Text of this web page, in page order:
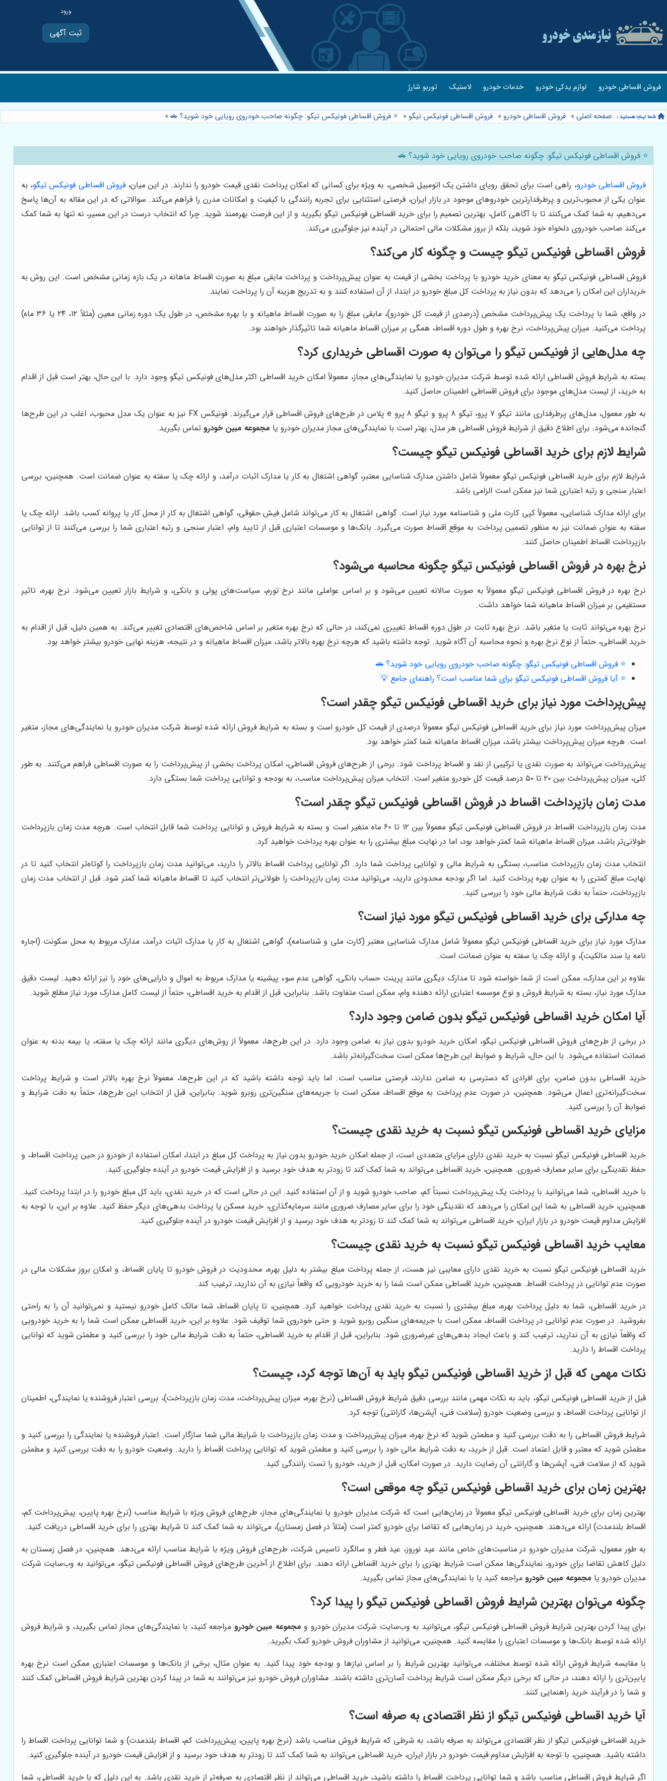
ثبت آگهی
فروش اقساطی خودرو لوازم یدکی خودرو خدمات خودرو لاستیک توربو شارژ
صفحه اصلی » فروش اقساطی خودرو » فروش اقساطی فونیکس تیگو » ⭐️ فروش اقساطی فونیکس تیگو: چگونه صاحب خودروی رویایی خود شوید؟ 🚗»
⭐️ فروش اقساطی فونیکس تیگو: چگونه صاحب خودروی رویایی خود شوید؟ 🚗
فروش اقساطی خودرو، راهی است برای تحقق رویای داشتن یک اتومبیل شخصی، به ویژه برای کسانی که امکان پرداخت نقدی قیمت خودرو را ندارند. در این میان،فروش اقساطی فونیکس تیگو، به
عنوان یکی از محبوب‌ترین و پرطرفدارترین خودروهای موجود در بازار ایران، فرصتی استثنایی برای تجربه رانندگی با کیفیت و امکانات مدرن را فراهم می‌کند. سوالاتی که در این مقاله به آن‌ها پاسخ
می‌دهیم، به شما کمک می‌کنند تا با آگاهی کامل، بهترین تصمیم را برای خرید اقساطی فونیکس تیگو بگیرید و از این فرصت بهره‌مند شوید. چرا که انتخاب درست در این مسیر، نه تنها به شما کمک
می‌کند صاحب خودروی دلخواه خود شوید، بلکه از بروز مشکلات مالی احتمالی در آینده نیز جلوگیری می‌کند.
فروش اقساطی فونیکس تیگو چیست و چگونه کار می‌کند؟
فروش اقساطی فونیکس تیگو به معنای خرید خودرو با پرداخت بخشی از قیمت به عنوان پیش‌پرداخت و پرداخت مابقی مبلغ به صورت اقساط ماهانه در یک بازه زمانی مشخص است. این روش به
خریداران این امکان را می‌دهد که بدون نیاز به پرداخت کل مبلغ خودرو در ابتدا، از آن استفاده کنند و به تدریج هزینه آن را پرداخت نمایند.
در واقع، شما با پرداخت یک پیش‌پرداخت مشخص (درصدی از قیمت کل خودرو)، مابقی مبلغ را به صورت اقساط ماهیانه و با بهره مشخص، در طول یک دوره زمانی معین (مثلاً ۱۲، ۲۴ یا ۳۶ ماه)
پرداخت می‌کنید. میزان پیش‌پرداخت، نرخ بهره و طول دوره اقساط، همگی بر میزان اقساط ماهیانه شما تاثیرگذار خواهند بود.
چه مدل‌هایی از فونیکس تیگو را می‌توان به صورت اقساطی خریداری کرد؟
بسته به شرایط فروش اقساطی ارائه شده توسط شرکت مدیران خودرو یا نمایندگی‌های مجاز، معمولاً امکان خرید اقساطی اکثر مدل‌های فونیکس تیگو وجود دارد. با این حال، بهتر است قبل از اقدام
به خرید، از لیست مدل‌های موجود برای فروش اقساطی اطمینان حاصل کنید.
به طور معمول، مدل‌های پرطرفداری مانند تیگو 7 پرو، تیگو 8 پرو و تیگو 8 پرو e پلاس در طرح‌های فروش اقساطی قرار می‌گیرند. فونیکس FX نیز به عنوان یک مدل محبوب، اغلب در این طرح‌ها
گنجانده می‌شود. برای اطلاع دقیق از شرایط فروش اقساطی هر مدل، بهتر است با نمایندگی‌های مجاز مدیران خودرو یا مجموعه مبین خودرو تماس بگیرید.
شرایط لازم برای خرید اقساطی فونیکس تیگو چیست؟
شرایط لازم برای خرید اقساطی فونیکس تیگو معمولاً شامل داشتن مدارک شناسایی معتبر، گواهی اشتغال به کار یا مدارک اثبات درآمد، و ارائه چک یا سفته به عنوان ضمانت است. همچنین، بررسی
اعتبار سنجی و رتبه اعتباری شما نیز ممکن است الزامی باشد.
برای ارائه مدارک شناسایی، معمولاً کپی کارت ملی و شناسنامه مورد نیاز است. گواهی اشتغال به کار می‌تواند شامل فیش حقوقی، گواهی اشتغال به کار از محل کار یا پروانه کسب باشد. ارائه چک یا
سفته به عنوان ضمانت نیز به منظور تضمین پرداخت به موقع اقساط صورت می‌گیرد. بانک‌ها و موسسات اعتباری قبل از تایید وام، اعتبار سنجی و رتبه اعتباری شما را بررسی می‌کنند تا از توانایی
بازپرداخت اقساط اطمینان حاصل کنند.
نرخ بهره در فروش اقساطی فونیکس تیگو چگونه محاسبه می‌شود؟
نرخ بهره در فروش اقساطی فونیکس تیگو معمولاً به صورت سالانه تعیین می‌شود و بر اساس عواملی مانند نرخ تورم، سیاست‌های پولی و بانکی، و شرایط بازار تعیین می‌شود. نرخ بهره، تاثیر
مستقیمی بر میزان اقساط ماهیانه شما خواهد داشت.
نرخ بهره می‌تواند ثابت یا متغیر باشد. نرخ بهره ثابت در طول دوره اقساط تغییری نمی‌کند، در حالی که نرخ بهره متغیر بر اساس شاخص‌های اقتصادی تغییر می‌کند. به همین دلیل، قبل از اقدام به
خرید اقساطی، حتماً از نوع نرخ بهره و نحوه محاسبه آن آگاه شوید. توجه داشته باشید که هرچه نرخ بهره بالاتر باشد، میزان اقساط ماهیانه و در نتیجه، هزینه نهایی خودرو بیشتر خواهد بود.
⭐️ فروش اقساطی فونیکس تیگو: چگونه صاحب خودروی رویایی خود شوید؟ 🚗
⭐️ آیا فروش اقساطی فونیکس تیگو برای شما مناسب است؟ راهنمای جامع 💡
پیش‌پرداخت مورد نیاز برای خرید اقساطی فونیکس تیگو چقدر است؟
میزان پیش‌پرداخت مورد نیاز برای خرید اقساطی فونیکس تیگو معمولاً درصدی از قیمت کل خودرو است و بسته به شرایط فروش ارائه شده توسط شرکت مدیران خودرو یا نمایندگی‌های مجاز، متغیر
است. هرچه میزان پیش‌پرداخت بیشتر باشد، میزان اقساط ماهیانه شما کمتر خواهد بود.
پیش‌پرداخت می‌تواند به صورت نقدی یا ترکیبی از نقد و اقساط پرداخت شود. برخی از طرح‌های فروش اقساطی، امکان پرداخت بخشی از پیش‌پرداخت را به صورت اقساطی فراهم می‌کنند. به طور
کلی، میزان پیش‌پرداخت بین ۲۰ تا ۵۰ درصد قیمت کل خودرو متغیر است. انتخاب میزان پیش‌پرداخت مناسب، به بودجه و توانایی پرداخت شما بستگی دارد.
مدت زمان بازپرداخت اقساط در فروش اقساطی فونیکس تیگو چقدر است؟
مدت زمان بازپرداخت اقساط در فروش اقساطی فونیکس تیگو معمولاً بین ۱۲ تا ۶۰ ماه متغیر است و بسته به شرایط فروش و توانایی پرداخت شما قابل انتخاب است. هرچه مدت زمان بازپرداخت
طولانی‌تر باشد، میزان اقساط ماهیانه شما کمتر خواهد بود، اما در نهایت مبلغ بیشتری را به عنوان بهره پرداخت خواهید کرد.
انتخاب مدت زمان بازپرداخت مناسب، بستگی به شرایط مالی و توانایی پرداخت شما دارد. اگر توانایی پرداخت اقساط بالاتر را دارید، می‌توانید مدت زمان بازپرداخت را کوتاه‌تر انتخاب کنید تا در
نهایت مبلغ کمتری را به عنوان بهره پرداخت کنید. اما اگر بودجه محدودی دارید، می‌توانید مدت زمان بازپرداخت را طولانی‌تر انتخاب کنید تا اقساط ماهیانه شما کمتر شود. قبل از انتخاب مدت زمان
بازپرداخت، حتماً به دقت شرایط مالی خود را بررسی کنید.
چه مدارکی برای خرید اقساطی فونیکس تیگو مورد نیاز است؟
مدارک مورد نیاز برای خرید اقساطی فونیکس تیگو معمولاً شامل مدارک شناسایی معتبر (کارت ملی و شناسنامه)، گواهی اشتغال به کار یا مدارک اثبات درآمد، مدارک مربوط به محل سکونت (اجاره
نامه یا سند مالکیت)، و ارائه چک یا سفته به عنوان ضمانت است.
علاوه بر این مدارک، ممکن است از شما خواسته شود تا مدارک دیگری مانند پرینت حساب بانکی، گواهی عدم سوء پیشینه یا مدارک مربوط به اموال و دارایی‌های خود را نیز ارائه دهید. لیست دقیق
مدارک مورد نیاز، بسته به شرایط فروش و نوع موسسه اعتباری ارائه دهنده وام، ممکن است متفاوت باشد. بنابراین، قبل از اقدام به خرید اقساطی، حتماً از لیست کامل مدارک مورد نیاز مطلع شوید.
آیا امکان خرید اقساطی فونیکس تیگو بدون ضامن وجود دارد؟
در برخی از طرح‌های فروش اقساطی فونیکس تیگو، امکان خرید خودرو بدون نیاز به ضامن وجود دارد. در این طرح‌ها، معمولاً از روش‌های دیگری مانند ارائه چک یا سفته، یا بیمه بدنه به عنوان
ضمانت استفاده می‌شود. با این حال، شرایط و ضوابط این طرح‌ها ممکن است سخت‌گیرانه‌تر باشد.
خرید اقساطی بدون ضامن، برای افرادی که دسترسی به ضامن ندارند، فرصتی مناسب است. اما باید توجه داشته باشید که در این طرح‌ها، معمولاً نرخ بهره بالاتر است و شرایط پرداخت
سخت‌گیرانه‌تری اعمال می‌شود. همچنین، در صورت عدم پرداخت به موقع اقساط، ممکن است با جریمه‌های سنگین‌تری روبرو شوید. بنابراین، قبل از انتخاب این طرح‌ها، حتماً به دقت شرایط و
ضوابط آن را بررسی کنید.
مزایای خرید اقساطی فونیکس تیگو نسبت به خرید نقدی چیست؟
خرید اقساطی فونیکس تیگو نسبت به خرید نقدی دارای مزایای متعددی است، از جمله امکان خرید خودرو بدون نیاز به پرداخت کل مبلغ در ابتدا، امکان استفاده از خودرو در حین پرداخت اقساط، و
حفظ نقدینگی برای سایر مصارف ضروری. همچنین، خرید اقساطی می‌تواند به شما کمک کند تا زودتر به هدف خود برسید و از افزایش قیمت خودرو در آینده جلوگیری کنید.
با خرید اقساطی، شما می‌توانید با پرداخت یک پیش‌پرداخت نسبتاً کم، صاحب خودرو شوید و از آن استفاده کنید. این در حالی است که در خرید نقدی، باید کل مبلغ خودرو را در ابتدا پرداخت کنید.
همچنین، خرید اقساطی به شما این امکان را می‌دهد که نقدینگی خود را برای سایر مصارف ضروری مانند سرمایه‌گذاری، خرید مسکن یا پرداخت بدهی‌های دیگر حفظ کنید. علاوه بر این، با توجه به
افزایش مداوم قیمت خودرو در بازار ایران، خرید اقساطی می‌تواند به شما کمک کند تا زودتر به هدف خود برسید و از افزایش قیمت خودرو در آینده جلوگیری کنید.
معایب خرید اقساطی فونیکس تیگو نسبت به خرید نقدی چیست؟
خرید اقساطی فونیکس تیگو نسبت به خرید نقدی دارای معایبی نیز هست، از جمله پرداخت مبلغ بیشتر به دلیل بهره، محدودیت در فروش خودرو تا پایان اقساط، و امکان بروز مشکلات مالی در
صورت عدم توانایی در پرداخت اقساط. همچنین، خرید اقساطی ممکن است شما را به خرید خودرویی که واقعاً نیازی به آن ندارید، ترغیب کند.
در خرید اقساطی، شما به دلیل پرداخت بهره، مبلغ بیشتری را نسبت به خرید نقدی پرداخت خواهید کرد. همچنین، تا پایان اقساط، شما مالک کامل خودرو نیستید و نمی‌توانید آن را به راحتی
بفروشید. در صورت عدم توانایی در پرداخت اقساط، ممکن است با جریمه‌های سنگین روبرو شوید و حتی خودروی شما توقیف شود. علاوه بر این، خرید اقساطی ممکن است شما را به خرید خودرویی
که واقعاً نیازی به آن ندارید، ترغیب کند و باعث ایجاد بدهی‌های غیرضروری شود. بنابراین، قبل از اقدام به خرید اقساطی، حتماً به دقت شرایط مالی خود را بررسی کنید و مطمئن شوید که توانایی
پرداخت اقساط را دارید.
نکات مهمی که قبل از خرید اقساطی فونیکس تیگو باید به آن‌ها توجه کرد، چیست؟
قبل از خرید اقساطی فونیکس تیگو، باید به نکات مهمی مانند بررسی دقیق شرایط فروش اقساطی (نرخ بهره، میزان پیش‌پرداخت، مدت زمان بازپرداخت)، بررسی اعتبار فروشنده یا نمایندگی، اطمینان
از توانایی پرداخت اقساط، و بررسی وضعیت خودرو (سلامت فنی، آپشن‌ها، گارانتی) توجه کرد.
شرایط فروش اقساطی را به دقت بررسی کنید و مطمئن شوید که نرخ بهره، میزان پیش‌پرداخت و مدت زمان بازپرداخت با شرایط مالی شما سازگار است. اعتبار فروشنده یا نمایندگی را بررسی کنید و
مطمئن شوید که معتبر و قابل اعتماد است. قبل از خرید، به دقت شرایط مالی خود را بررسی کنید و مطمئن شوید که توانایی پرداخت اقساط را دارید. وضعیت خودرو را به دقت بررسی کنید و مطمئن
شوید که از سلامت فنی، آپشن‌ها و گارانتی آن رضایت دارید. در صورت امکان، قبل از خرید، خودرو را تست رانندگی کنید.
بهترین زمان برای خرید اقساطی فونیکس تیگو چه موقعی است؟
بهترین زمان برای خرید اقساطی فونیکس تیگو معمولاً در زمان‌هایی است که شرکت مدیران خودرو یا نمایندگی‌های مجاز، طرح‌های فروش ویژه با شرایط مناسب (نرخ بهره پایین، پیش‌پرداخت کم،
اقساط بلندمدت) ارائه می‌دهند. همچنین، خرید در زمان‌هایی که تقاضا برای خودرو کمتر است (مثلاً در فصل زمستان)، می‌تواند به شما کمک کند تا شرایط بهتری را برای خرید اقساطی دریافت کنید.
به طور معمول، شرکت مدیران خودرو در مناسبت‌های خاص مانند عید نوروز، عید فطر و سالگرد تاسیس شرکت، طرح‌های فروش ویژه با شرایط مناسب ارائه می‌دهد. همچنین، در فصل زمستان به
دلیل کاهش تقاضا برای خودرو، نمایندگی‌ها ممکن است شرایط بهتری را برای خرید اقساطی ارائه دهند. برای اطلاع از آخرین طرح‌های فروش اقساطی فونیکس تیگو، می‌توانید به وب‌سایت شرکت
مدیران خودرو یا مجموعه مبین خودرو مراجعه کنید یا با نمایندگی‌های مجاز تماس بگیرید.
چگونه می‌توان بهترین شرایط فروش اقساطی فونیکس تیگو را پیدا کرد؟
برای پیدا کردن بهترین شرایط فروش اقساطی فونیکس تیگو، می‌توانید به وب‌سایت شرکت مدیران خودرو و مجموعه مبین خودرو مراجعه کنید، با نمایندگی‌های مجاز تماس بگیرید، و شرایط فروش
ارائه شده توسط بانک‌ها و موسسات اعتباری را مقایسه کنید. همچنین، می‌توانید از مشاوران فروش خودرو کمک بگیرید.
با مقایسه شرایط فروش ارائه شده توسط مختلف، می‌توانید بهترین شرایط را بر اساس نیازها و بودجه خود پیدا کنید. به عنوان مثال، برخی از بانک‌ها و موسسات اعتباری ممکن است نرخ بهره
پایین‌تری را ارائه دهند، در حالی که برخی دیگر ممکن است شرایط پرداخت آسان‌تری داشته باشند. مشاوران فروش خودرو نیز می‌توانند به شما در پیدا کردن بهترین شرایط فروش اقساطی کمک کنند
و شما را در فرآیند خرید راهنمایی کنند.
آیا خرید اقساطی فونیکس تیگو از نظر اقتصادی به صرفه است؟
خرید اقساطی فونیکس تیگو از نظر اقتصادی می‌تواند به صرفه باشد، به شرطی که شرایط فروش مناسب باشد (نرخ بهره پایین، پیش‌پرداخت کم، اقساط بلندمدت) و شما توانایی پرداخت اقساط را
داشته باشید. همچنین، با توجه به افزایش مداوم قیمت خودرو در بازار ایران، خرید اقساطی می‌تواند به شما کمک کند تا زودتر به هدف خود برسید و از افزایش قیمت خودرو در آینده جلوگیری کنید.
اگر شرایط فروش اقساطی مناسب باشد و شما توانایی پرداخت اقساط را داشته باشید، خرید اقساطی می‌تواند از نظر اقتصادی به صرفه‌تر از خرید نقدی باشد. به این دلیل که با خرید اقساطی، شما